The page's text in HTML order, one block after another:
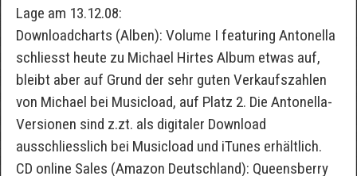
Lage am 13.12.08:
Downloadcharts (Alben): Volume I featuring Antonella
schliesst heute zu Michael Hirtes Album etwas auf,
bleibt aber auf Grund der sehr guten Verkaufszahlen
von Michael bei Musicload, auf Platz 2. Die Antonella-
Versionen sind z.zt. als digitaler Download
ausschliesslich bei Musicload und iTunes erhältlich.
CD online Sales (Amazon Deutschland): Queensberry